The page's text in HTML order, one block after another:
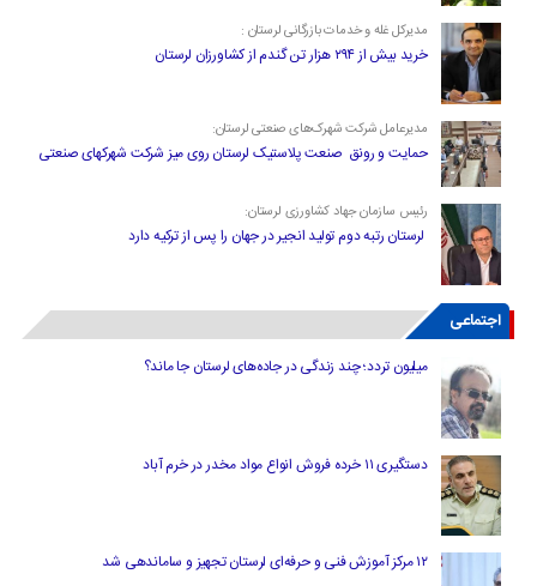
مدیرکل غله و خدمات بازرگانی لرستان :
خرید بیش از ۲۹۴ هزار تن گندم از کشاورزان لرستان
مدیرعامل شرکت شهرک‌های صنعتی لرستان:
حمایت و رونق صنعت پلاستیک لرستان روی میز شرکت شهرکهای صنعتی
رئیس سازمان جهاد کشاورزی لرستان:
لرستان رتبه دوم تولید انجیر در جهان را پس از ترکیه دارد
اجتماعی
میلیون تردد؛ چند زندگی در جاده‌های لرستان جا ماند؟
دستگیری ۱۱ خرده فروش انواع مواد مخدر در خرم آباد
۱۲ مرکز آموزش فنی و حرفه‌ای لرستان تجهیز و ساماندهی شد